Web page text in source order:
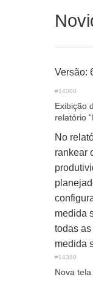
Versão:
#14000
Exibição
relatório
No
rankear
medida
todas
medida
#14389
Nova